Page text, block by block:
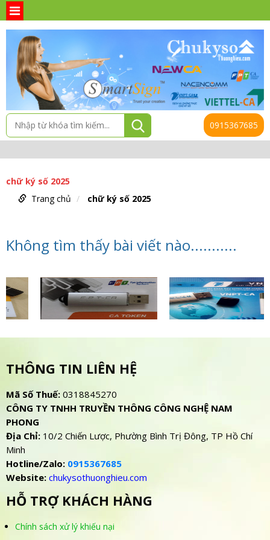
0915367685
chữ ký số 2025
Trang chủ
chữ ký số 2025
Không tìm thấy bài viết nào...........
THÔNG TIN LIÊN HỆ
Mã Số Thuế: 0318845270
CÔNG TY TNHH TRUYỀN THÔNG CÔNG NGHỆ NAM
PHONG
Địa Chỉ: 10/2 Chiến Lược, Phường Bình Trị Đông, TP Hồ Chí
Minh
Hotline/Zalo: 0915367685
Website: chukysothuonghieu.com
HỖ TRỢ KHÁCH HÀNG
Chính sách xử lý khiếu nại